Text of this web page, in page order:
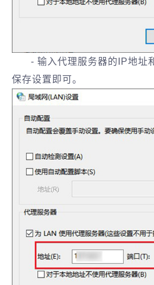
- 输入代理服务器的IP地址
保存设置即可。